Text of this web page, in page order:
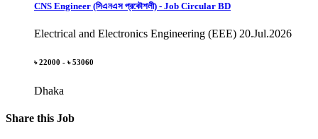
CNS Engineer (সিএনএস প্রকৌশলী) - Job Circular BD
Electrical and Electronics Engineering (EEE) 20.Jul.2026
৳ 22000 - ৳ 53060
Dhaka
Share this Job